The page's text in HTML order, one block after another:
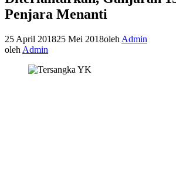
Penjara Menanti
25 April 201825 Mei 2018oleh Admin
oleh Admin